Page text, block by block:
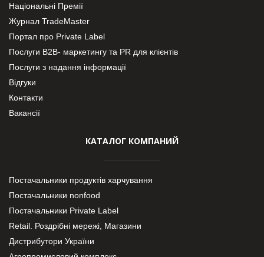
Національні Премії
Журнал TradeMaster
Портал про Private Label
Послуги В2В- маркетингу та PR для клієнтів
Послуги з надання інформації
Відгуки
Контакти
Вакансії
КАТАЛОГ КОМПАНИЙ
Постачальники продуктів харчування
Постачальники nonfood
Постачальники Private Label
Retail. Роздрібні мережі, Магазини
Дистрибутори України